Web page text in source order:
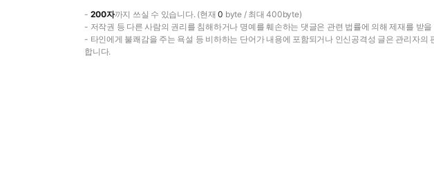
- 200자까지 쓰실 수 있습니다. (현재0 byte / 최대 400byte)
- 저작권 등 다른 사람의 권리를 침해하거나 명예를 훼손하는 댓글은 관련 법률에 의해 제재를 받
- 타인에게 불쾌감을 주는 욕설 등 비하하는 단어가 내용에 포함되거나 인신공격성 글은 관리자의
합니다.